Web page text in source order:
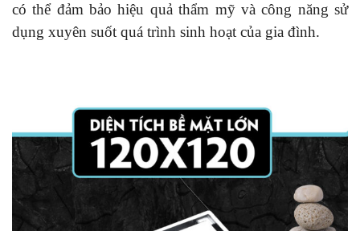
có thể đảm bảo hiệu quả thẩm mỹ và công năng sử
dụng xuyên suốt quá trình sinh hoạt của gia đình.